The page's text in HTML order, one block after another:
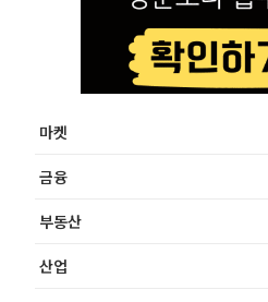
마켓
금융
부동산
산업